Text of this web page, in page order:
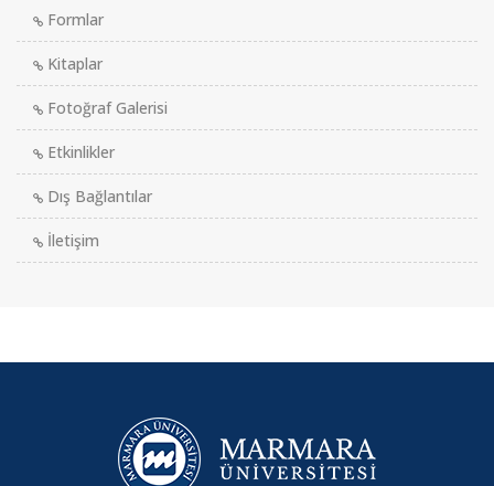
Formlar
Kitaplar
Fotoğraf Galerisi
Etkinlikler
Dış Bağlantılar
İletişim